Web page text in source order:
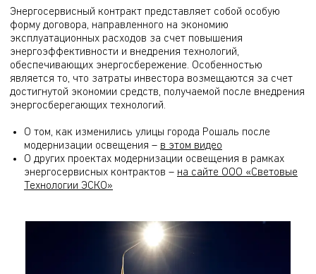
Энергосервисный контракт представляет собой особую
форму договора, направленного на экономию
эксплуатационных расходов за счет повышения
энергоэффективности и внедрения технологий,
обеспечивающих энергосбережение. Особенностью
является то, что затраты инвестора возмещаются за счет
достигнутой экономии средств, получаемой после внедрения
энергосберегающих технологий.
О том, как изменились улицы города Рошаль после
модернизации освещения – в этом видео
О других проектах модернизации освещения в рамках
энергосервисных контрактов – на сайте ООО «Световые
Технологии ЭСКО»